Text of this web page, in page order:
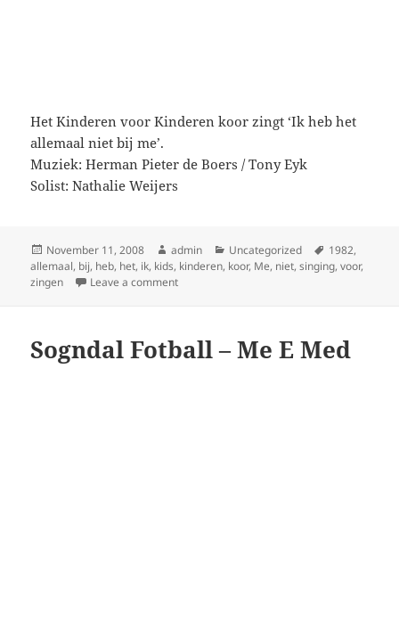
Het Kinderen voor Kinderen koor zingt ‘Ik heb het
allemaal niet bij me’.
Muziek: Herman Pieter de Boers / Tony Eyk
Solist: Nathalie Weijers
Posted
on
November 11, 2008 Author
admin Categories
Uncategorized Tags
1982,
allemaal, bij, heb, het, ik, kids, kinderen, koor, Me, niet,singing,voor,
zingen
Leave a commenton Kinderen voor Kinderen 3 – Ik heb het
Sogndal Fotball – Me E Med